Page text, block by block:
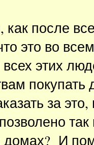
после
это во
этих
покупать
за
так
домах? И